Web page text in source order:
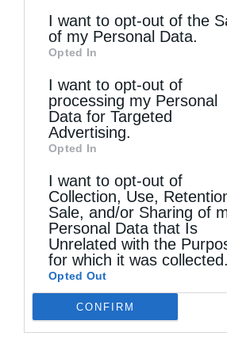
information may also be
third parties on theIAB’s List
Downstream Participants
disclose it to other third
I want to opt-out of the
of my Personal Data.
Opted In
I want to opt-out of
processing my Personal
Data for Targeted
Advertising.
Opted In
I want to opt-out of
Collection, Use,
Sale, and/or Sharing of
Personal Data that Is
Unrelated with the
for which it was collected.
Opted Out
CONFIRM
Η εμφάνιση του μοναχού
Ο κ. Ιωάννης Π., κάτοικος
Ραφήνας, ευεργετημένος εκ
Μονή, ηθέλησεν εξ
καλλιεργήσει τον ελαιώνα
Μάιο του έτους 1996, καθώς
ευρισκόμενος επί ειδικού
(τρακτέρ) ένα ανισόπεδον
κτήματος, αίφνης είδεν